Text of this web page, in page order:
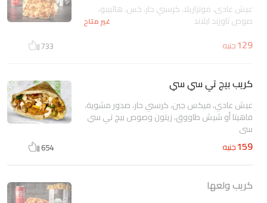
عيش عادى، موتزاريلا، كرسبي حار، خس، هالبينو،
صوص ثاوزند ايلاند غير متاح
129جنيه 733
كريب بيج تي سي سي
عيش عادي، ميكس جبن، كرسبي حار، صدور مشوية،
فاهيتا أو شيش طاووق، زيتون وصوص بيج تي سي
سي
159جنيه 654
كريب ولعها